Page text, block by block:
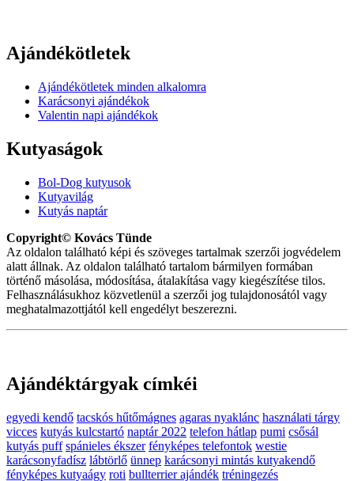
Ajándékötletek
Ajándékötletek minden alkalomra
Karácsonyi ajándékok
Valentin napi ajándékok
Kutyaságok
Bol-Dog kutyusok
Kutyavilág
Kutyás naptár
Copyright© Kovács Tünde
Az oldalon található képi és szöveges tartalmak szerzői jogvédelem
alatt állnak. Az oldalon található tartalom bármilyen formában
történő másolása, módosítása, átalakítása vagy kiegészítése tilos.
Felhasználásukhoz közvetlenül a szerzői jog tulajdonosától vagy
meghatalmazottjától kell engedélyt beszerezni.
Ajándéktárgyak címkéi
egyedi kendő tacskós hűtőmágnes agaras nyaklánc használati tárgy
vicces kutyás kulcstartó naptár 2022 telefon hátlap pumi csősál
kutyás puff spánieles ékszer fényképes telefontok westie
karácsonyfadísz lábtörlő ünnep karácsonyi mintás kutyakendő
fényképes kutyaágy roti bullterrier ajándék tréningezés